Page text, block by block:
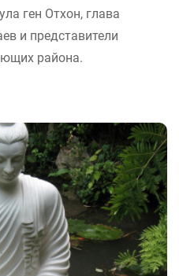
ген Отхон, глава
и представители
района.